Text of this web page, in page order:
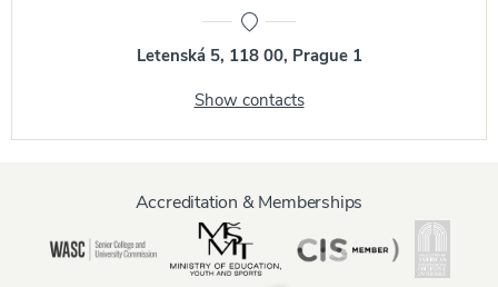
Letenská 5, 118 00, Prague 1
Show contacts
Accreditation & Memberships